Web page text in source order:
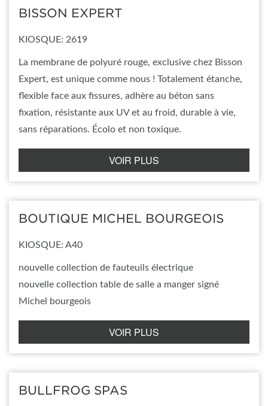
BISSON EXPERT
KIOSQUE: 2619
La membrane de polyuré rouge, exclusive chez Bisson
Expert, est unique comme nous ! Totalement étanche,
flexible face aux fissures, adhère au béton sans
fixation, résistante aux UV et au froid, durable à vie,
sans réparations. Écolo et non toxique.
VOIR PLUS
BOUTIQUE MICHEL BOURGEOIS
KIOSQUE: A40
nouvelle collection de fauteuils électrique
nouvelle collection table de salle a manger signé
Michel bourgeois
VOIR PLUS
BULLFROG SPAS